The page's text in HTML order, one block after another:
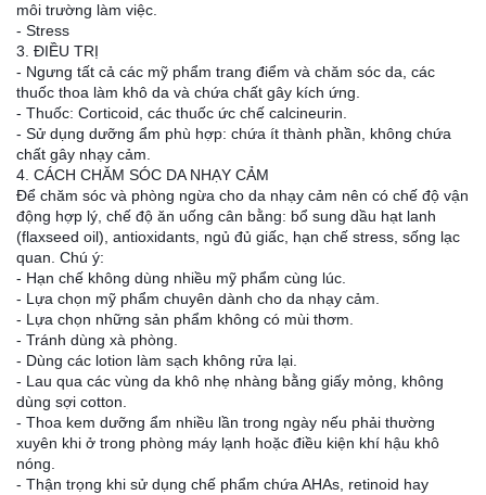
môi trường làm việc.
- Stress
3. ĐIỀU TRỊ
- Ngưng tất cả các mỹ phẩm trang điểm và chăm sóc da, các
thuốc thoa làm khô da và chứa chất gây kích ứng.
- Thuốc: Corticoid, các thuốc ức chế calcineurin.
- Sử dụng dưỡng ẩm phù hợp: chứa ít thành phần, không chứa
chất gây nhạy cảm.
4. CÁCH CHĂM SÓC DA NHẠY CẢM
Để chăm sóc và phòng ngừa cho da nhạy cảm nên có chế độ vận
động hợp lý, chế độ ăn uống cân bằng: bổ sung dầu hạt lanh
(flaxseed oil), antioxidants, ngủ đủ giấc, hạn chế stress, sống lạc
quan. Chú ý:
- Hạn chế không dùng nhiều mỹ phẩm cùng lúc.
- Lựa chọn mỹ phẩm chuyên dành cho da nhạy cảm.
- Lựa chọn những sản phẩm không có mùi thơm.
- Tránh dùng xà phòng.
- Dùng các lotion làm sạch không rửa lại.
- Lau qua các vùng da khô nhẹ nhàng bằng giấy mỏng, không
dùng sợi cotton.
- Thoa kem dưỡng ẩm nhiều lần trong ngày nếu phải thường
xuyên khi ở trong phòng máy lạnh hoặc điều kiện khí hậu khô
nóng.
- Thận trọng khi sử dụng chế phẩm chứa AHAs, retinoid hay